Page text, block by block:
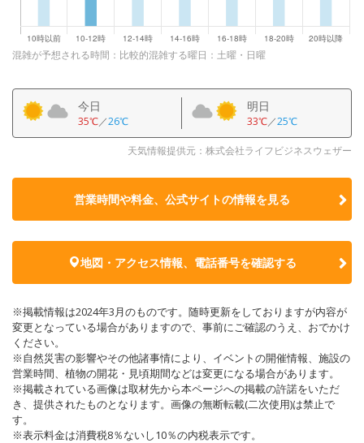
混雑が予想される時間：比較的混雑する曜日：土曜・日曜
今日
35℃／26℃
明日
33℃／25℃
天気情報提供元：株式会社ライフビジネスウェザー
営業時間や料金、公式サイトの情報を見る
地図・アクセス情報、電話番号を確認する
※掲載情報は2024年3月のものです。随時更新をしておりますが内容が
変更となっている場合がありますので、事前にご確認のうえ、おでかけ
ください。
※自然災害の影響やその他諸事情により、イベントの開催情報、施設の
営業時間、植物の開花・見頃期間などは変更になる場合があります。
※掲載されている画像は取材先から本ページへの掲載の許諾をいただ
き、提供されたものとなります。画像の無断転載(二次使用)は禁止で
す。
※表示料金は消費税8％ないし10％の内税表示です。